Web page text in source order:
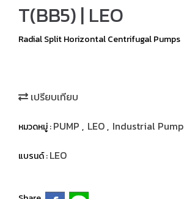
T(BB5) | LEO
Radial Split Horizontal Centrifugal Pumps
เปรียบเทียบ
หมวดหมู่ :PUMP , LEO, Industrial Pump
แบรนด์ :LEO